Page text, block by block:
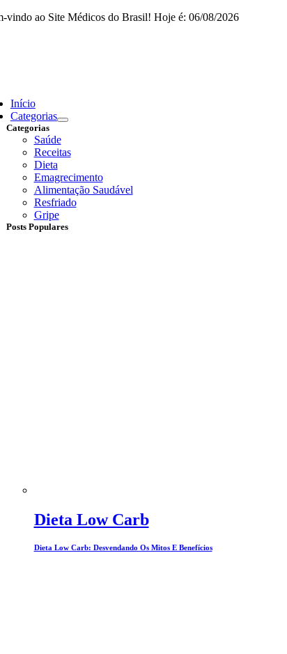
Skip
vindo ao Site Médicos do Brasil! Hoje é: 06/08/2026
Início
Categorias
Categorias
Saúde
Receitas
Dieta
Emagrecimento
Alimentação Saudável
Resfriado
Gripe
Posts Populares
Dieta Low Carb
Dieta Low Carb: Desvendando Os Mitos E Benefícios